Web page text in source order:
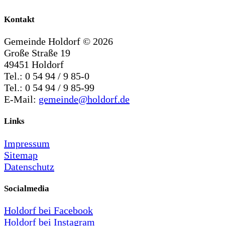
Kontakt
Gemeinde Holdorf © 2026
Große Straße 19
49451 Holdorf
Tel.: 0 54 94 / 9 85-0
Tel.: 0 54 94 / 9 85-99
E-Mail: gemeinde@holdorf.de
Links
Impressum
Sitemap
Datenschutz
Socialmedia
Holdorf bei Facebook
Holdorf bei Instagram